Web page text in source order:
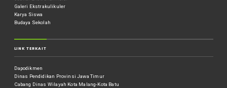
Galeri Ekstrakulikuler
Karya Siswa
Budaya Sekolah
LINK TERKAIT
Dapodikmen
Dinas Pendidikan Provinsi Jawa Timur
Cabang Dinas Wilayah Kota Malang-Kota Batu